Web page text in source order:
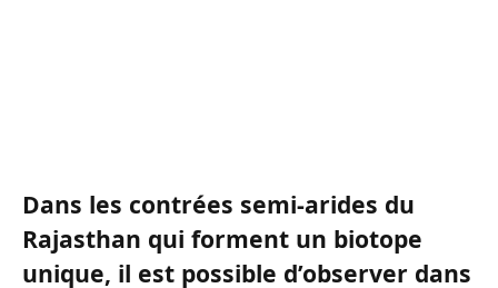
Dans les contrées semi-arides du
Rajasthan qui forment un biotope
unique, il est possible d’observer dans